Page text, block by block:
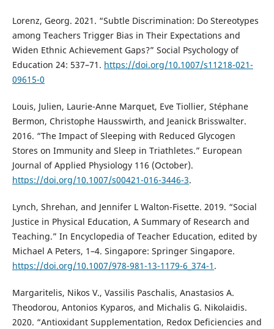
Lorenz, Georg. 2021. “Subtle Discrimination: Do Stereotypes
among Teachers Trigger Bias in Their Expectations and
Widen Ethnic Achievement Gaps?” Social Psychology of
Education 24: 537–71. https://doi.org/10.1007/s11218-021-
09615-0
Louis, Julien, Laurie-Anne Marquet, Eve Tiollier, Stéphane
Bermon, Christophe Hausswirth, and Jeanick Brisswalter.
2016. “The Impact of Sleeping with Reduced Glycogen
Stores on Immunity and Sleep in Triathletes.” European
Journal of Applied Physiology 116 (October).
https://doi.org/10.1007/s00421-016-3446-3.
Lynch, Shrehan, and Jennifer L Walton-Fisette. 2019. “Social
Justice in Physical Education, A Summary of Research and
Teaching.” In Encyclopedia of Teacher Education, edited by
Michael A Peters, 1–4. Singapore: Springer Singapore.
https://doi.org/10.1007/978-981-13-1179-6_374-1 .
Margaritelis, Nikos V., Vassilis Paschalis, Anastasios A.
Theodorou, Antonios Kyparos, and Michalis G. Nikolaidis.
2020. “Antioxidant Supplementation, Redox Deficiencies and